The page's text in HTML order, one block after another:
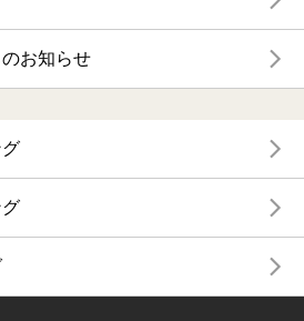
お知らせ